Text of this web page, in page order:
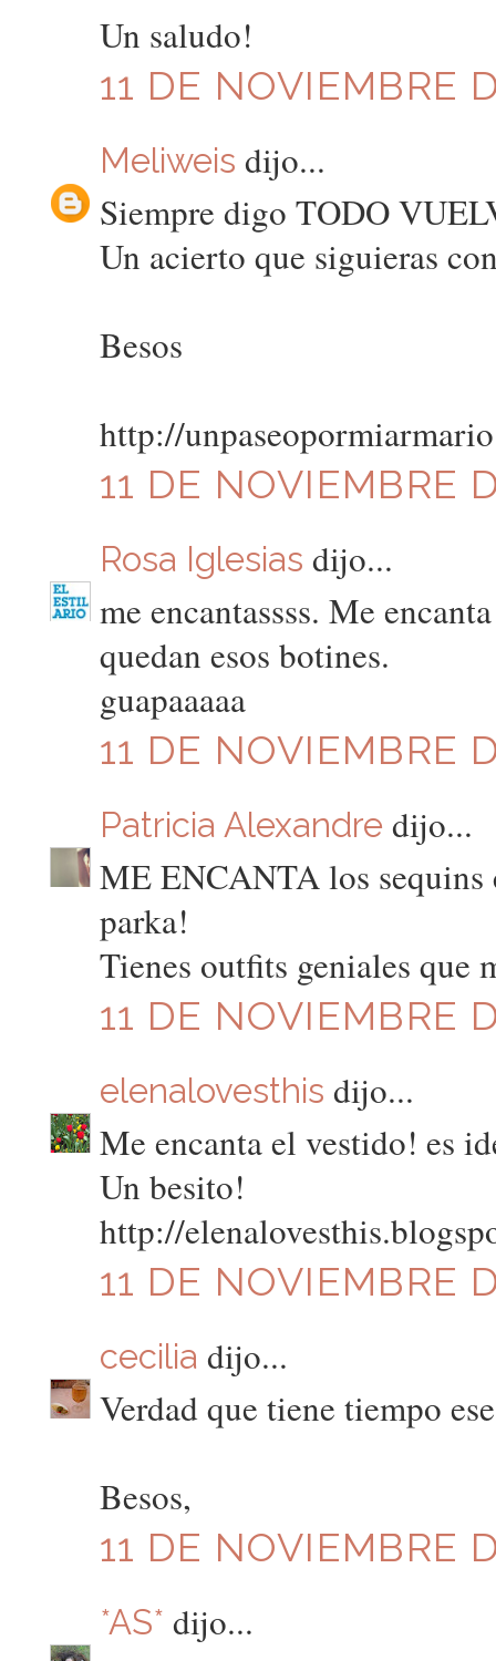
Un saludo!
11 DE NOVIEMBRE
Meliweis dijo...
Siempre digo TODO
Un acierto que siguieras
Besos
http://
11 DE NOVIEMBRE
Rosa Iglesias dijo...
me encantassss. Me
quedan esos botines.
guapaaaaa
11 DE NOVIEMBRE
Patricia Alexandre dijo...
ME ENCANTA los
parka!
Tienes outfits geniales que
11 DE NOVIEMBRE
elenalovesthis dijo...
Me encanta el vestido! es
Un besito!
http://
11 DE NOVIEMBRE
cecilia dijo...
Verdad que tiene tiempo
Besos,
11 DE NOVIEMBRE
*AS* dijo...